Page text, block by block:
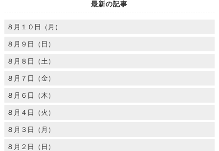
最新の記事
８月１０日（月）
８月９日（日）
８月８日（土）
８月７日（金）
８月６日（木）
８月４日（火）
８月３日（月）
８月２日（日）